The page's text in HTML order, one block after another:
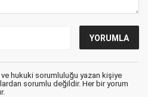
ve hukuki sorumluluğu yazan kişiye
sorumlu değildir. Her bir yorum